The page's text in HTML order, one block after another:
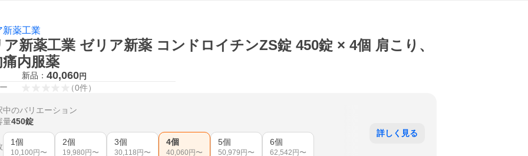
新薬工業
新薬工業 ゼリア新薬 コンドロイチンZS錠 450錠 × 4個 肩こり、
内服薬
新品： 40,060円
（0件）
中のバリエーション
量450錠
1個
10,100 円〜
2個
19,980 円〜
3個
30,118 円〜
4個
40,060 円〜
5個
50,979 円〜
6個
62,542 円〜
詳しく見る